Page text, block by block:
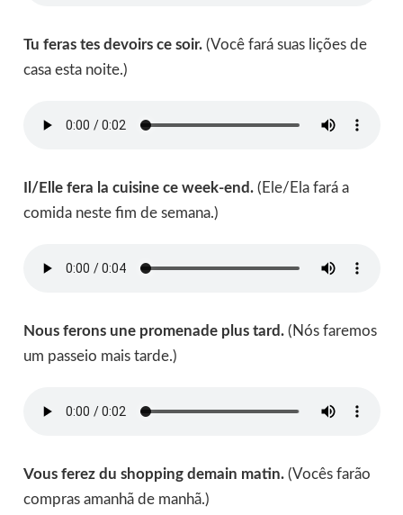
Tu feras tes devoirs ce soir. (Você fará suas lições de
casa esta noite.)
Il/Elle fera la cuisine ce week-end. (Ele/Ela fará a
comida neste fim de semana.)
Nous ferons une promenade plus tard. (Nós faremos
um passeio mais tarde.)
Vous ferez du shopping demain matin.(Vocês farão
compras amanhã de manhã.)